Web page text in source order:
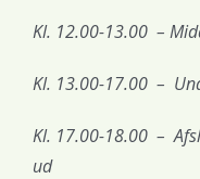
Kl. 12.00-13.00 –
Kl. 13.00-17.00 –
Kl. 17.00-18.00 –
ud